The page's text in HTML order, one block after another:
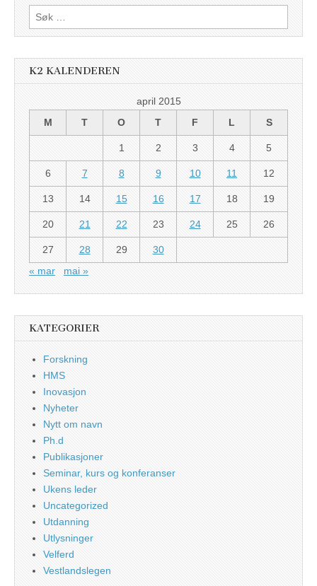
Søk
etter:
K2 KALENDEREN
april 2015
M
T O T F L S
1 2 3 4 5
6 7 8 9 10 11 12
13 14 15 16 17 18 19
20 21 22 23 24 25 26
27 28 29
30
« mar
mai »
KATEGORIER
Forskning
HMS
Inovasjon
Nyheter
Nytt om navn
Ph.d
Publikasjoner
Seminar, kurs og konferanser
Ukens leder
Uncategorized
Utdanning
Utlysninger
Velferd
Vestlandslegen